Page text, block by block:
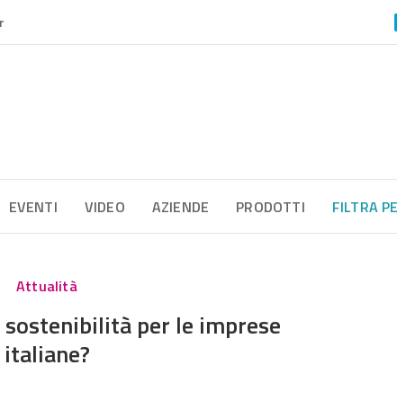
EVENTI VIDEO AZIENDE PRODOTTI FILTRA
Attualità
per le imprese
italiane?